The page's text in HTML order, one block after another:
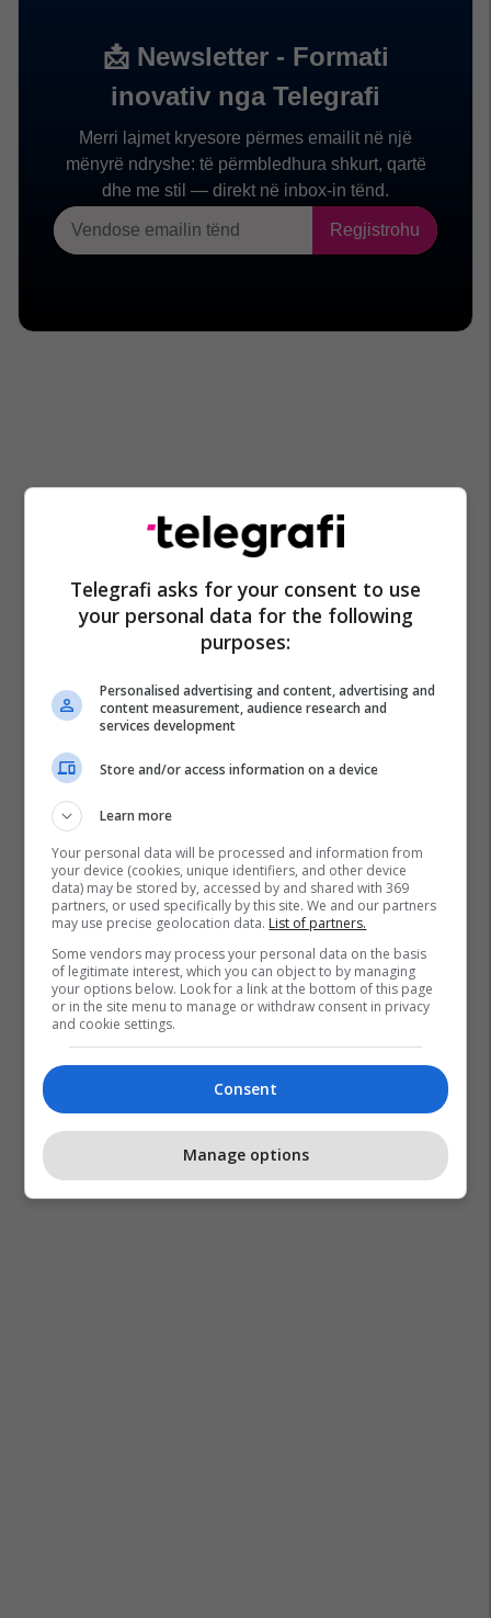
Telegrafi asks for your consent to use
your personal data for the following
purposes:
Personalised advertising and content, advertising and
content measurement, audience research and
services development
Store and/or access information on a device
Learn more
Your personal data will be processed and information from
your device (cookies, unique identifiers, and other device
data) may be stored by, accessed by and shared with 369
partners, or used specifically by this site. We and our partners
may use precise geolocation data. List of partners.
Some vendors may process your personal data on the basis
of legitimate interest, which you can object to by managing
your options below. Look for a link at the bottom of this page
or in the site menu to manage or withdraw consent in privacy
and cookie settings.
Consent
Manage options